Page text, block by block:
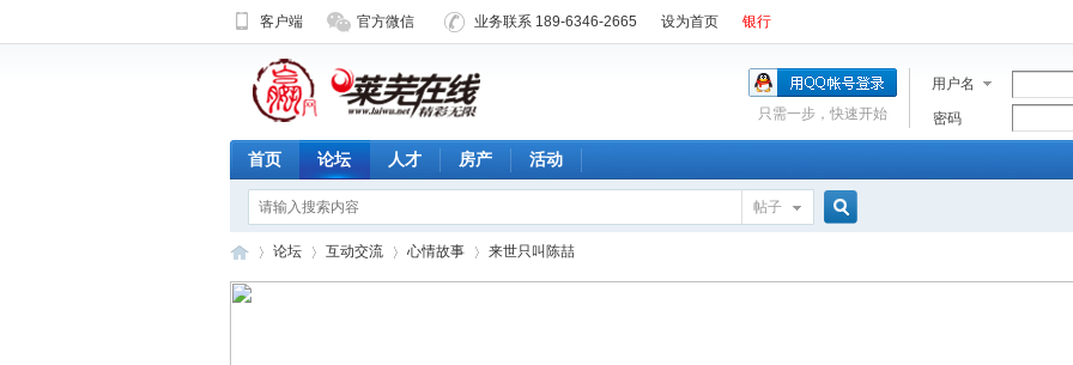
客户端 官方微信 业务联系 189-6346-2665 设为首页 银行
用户名
密码
只需一步，快速开始
首页 论坛 人才 房产 活动
帖子
论坛 互动交流 心情故事 来世只叫陈喆